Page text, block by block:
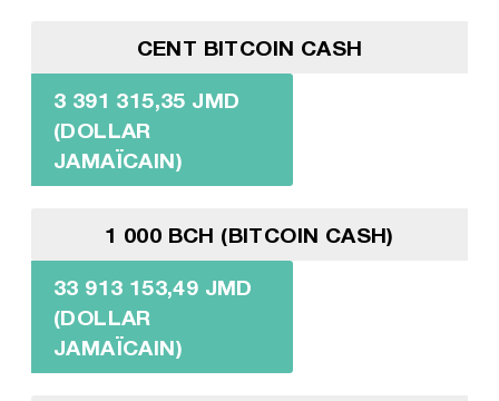
CENT BITCOIN CASH
3 391 315,35 JMD
(DOLLAR
JAMAÏCAIN)
1 000 BCH (BITCOIN CASH)
33 913 153,49 JMD
(DOLLAR
JAMAÏCAIN)